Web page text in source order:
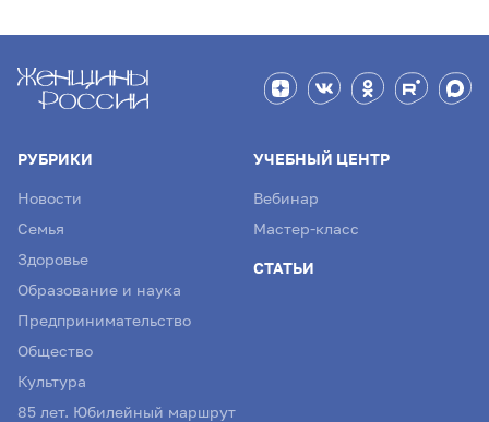
РУБРИКИ
Новости
Семья
Здоровье
Образование и наука
Предпринимательство
Общество
Культура
85 лет. Юбилейный маршрут
УЧЕБНЫЙ ЦЕНТР
Вебинар
Мастер-класс
СТАТЬИ